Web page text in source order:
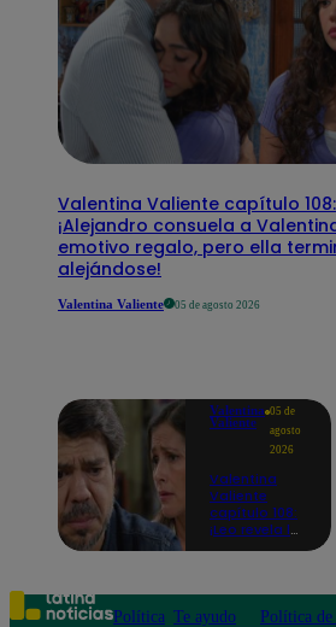
Valentina Valiente capítulo 108:
¡Alejandro consuela a
emotivo regalo, pero ella
alejándose!
Valentina Valiente 05 de agosto 2026
Valentina
Valiente
05 de
agosto
2026
Valentina
Valiente
capítulo 108:
¡Leo revela la
regresar al
Perú!
Política Te ayudo
Política